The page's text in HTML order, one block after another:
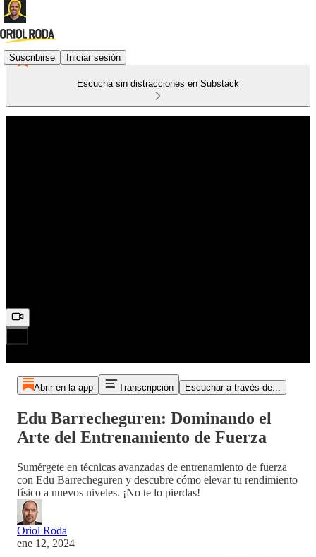
Suscribirse Iniciar sesión
Escucha sin distracciones en Substack
Abrir en la app Transcripción Escuchar a través de...
Edu Barrecheguren: Dominando el
Arte del Entrenamiento de Fuerza
Sumérgete en técnicas avanzadas de entrenamiento de fuerza
con Edu Barrecheguren y descubre cómo elevar tu rendimiento
físico a nuevos niveles. ¡No te lo pierdas!
Oriol Roda
ene 12, 2024